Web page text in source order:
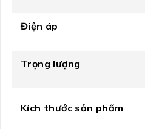
Điện áp
Trọng lượng
Kích thước sản phẩm